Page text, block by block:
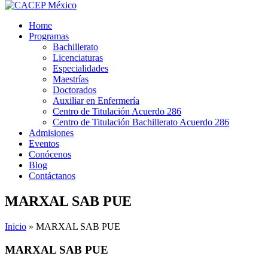
Home
Programas
Bachillerato
Licenciaturas
Especialidades
Maestrías
Doctorados
Auxiliar en Enfermería
Centro de Titulación Acuerdo 286
Centro de Titulación Bachillerato Acuerdo 286
Admisiones
Eventos
Conócenos
Blog
Contáctanos
MARXAL SAB PUE
Inicio » MARXAL SAB PUE
MARXAL SAB PUE